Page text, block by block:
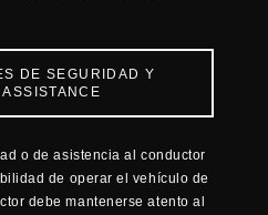
DE SEGURIDAD Y
o de asistencia al conductor
de operar el vehículo de
debe mantenerse atento al